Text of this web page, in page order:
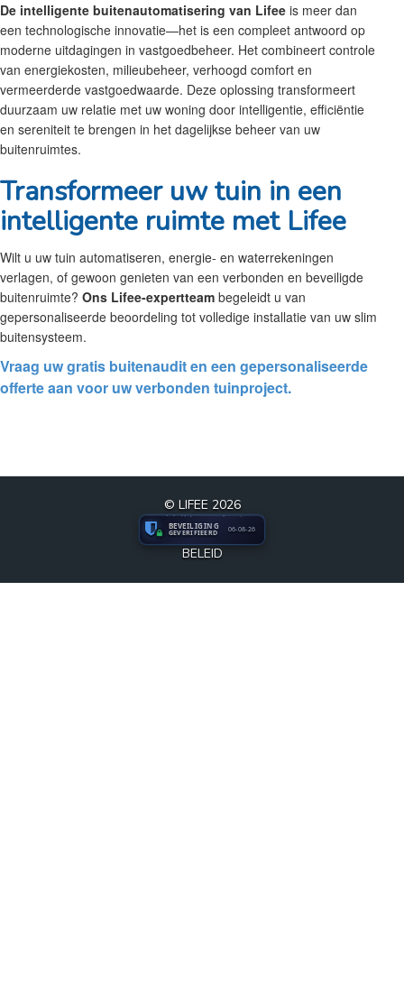
De intelligente buitenautomatisering van Lifee is meer dan
een technologische innovatie—het is een compleet antwoord op
moderne uitdagingen in vastgoedbeheer. Het combineert controle
van energiekosten, milieubeheer, verhoogd comfort en
vermeerderde vastgoedwaarde. Deze oplossing transformeert
duurzaam uw relatie met uw woning door intelligentie, efficiëntie
en sereniteit te brengen in het dagelijkse beheer van uw
buitenruimtes.
Transformeer uw tuin in een
intelligente ruimte met Lifee
Wilt u uw tuin automatiseren, energie- en waterrekeningen
verlagen, of gewoon genieten van een verbonden en beveiligde
buitenruimte? Ons Lifee-expertteam begeleidt u van
gepersonaliseerde beoordeling tot volledige installatie van uw slim
buitensysteem.
Vraag uw gratis buitenaudit en een gepersonaliseerde
offerte aan voor uw verbonden tuinproject.
© LIFEE 2026
BEVEILIGING
GEVERIFIEERD 06-08-26
BELEID